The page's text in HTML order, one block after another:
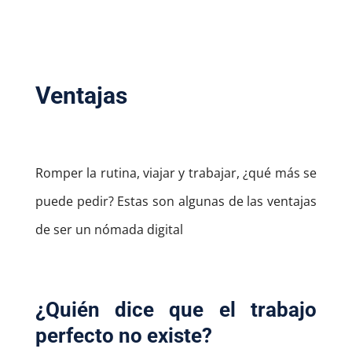
Ventajas
Romper la rutina, viajar y trabajar, ¿qué más se
puede pedir? Estas son algunas de las ventajas
de ser un nómada digital
¿Quién dice que el trabajo
perfecto no existe?